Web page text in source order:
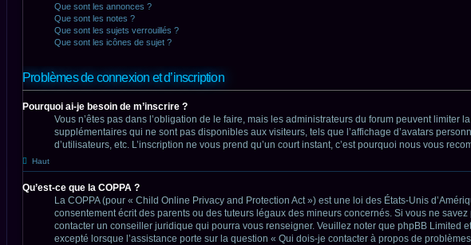
Que sont les annonces ?
Que sont les notes ?
Que sont les sujets verrouillés ?
Que sont les icônes de sujet ?
Problèmes de connexion et d’inscription
Pourquoi ai-je besoin de m’inscrire ?
Vous n’êtes pas dans l’obligation de le faire, mais les administrateurs du forum peuvent
supplémentaires qui ne sont pas disponibles aux visiteurs, tels que l’affichage d’avatars
d’utilisateurs, etc. L’inscription ne vous prend qu’un court instant, c’est pourquoi nous vous
Haut
Qu’est-ce que la COPPA ?
La COPPA (pour « Child Online Privacy and Protection Act ») est une loi des États-Unis
consentement écrit des parents ou des tuteurs légaux des mineurs concernés. Si vous ne
contacter un conseiller juridique qui pourra vous renseigner. Veuillez noter que phpBB Limited
excepté lorsque l’assistance porte sur la question « Qui dois-je contacter à propos de